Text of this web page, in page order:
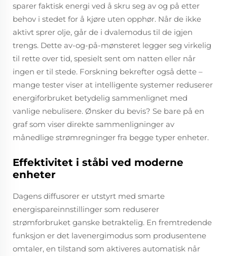
sparer faktisk energi ved å skru seg av og på etter
behov i stedet for å kjøre uten opphør. Når de ikke
aktivt sprer olje, går de i dvalemodus til de igjen
trengs. Dette av-og-på-mønsteret legger seg virkelig
til rette over tid, spesielt sent om natten eller når
ingen er til stede. Forskning bekrefter også dette –
mange tester viser at intelligente systemer reduserer
energiforbruket betydelig sammenlignet med
vanlige nebulisere. Ønsker du bevis? Se bare på en
graf som viser direkte sammenligninger av
månedlige strømregninger fra begge typer enheter.
Effektivitet i ståbi ved moderne
enheter
Dagens diffusorer er utstyrt med smarte
energispareinnstillinger som reduserer
strømforbruket ganske betraktelig. En fremtredende
funksjon er det lavenergimodus som produsentene
omtaler, en tilstand som aktiveres automatisk når